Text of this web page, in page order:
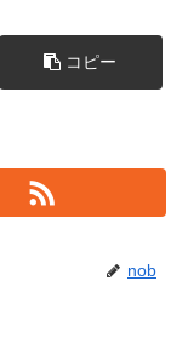
コピー
nob